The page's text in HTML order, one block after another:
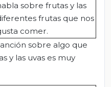
sobre frutas y las
frutas que nos
comer.
sobre algo que
y las uvas es muy